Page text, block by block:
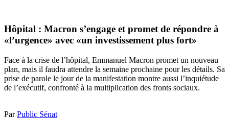
Hôpital : Macron s’engage et promet de répondre à
«l’urgence» avec «un investissement plus fort»
Face à la crise de l’hôpital, Emmanuel Macron promet un nouveau
plan, mais il faudra attendre la semaine prochaine pour les détails. Sa
prise de parole le jour de la manifestation montre aussi l’inquiétude
de l’exécutif, confronté à la multiplication des fronts sociaux.
ParPublic Sénat